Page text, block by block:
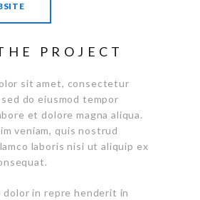
PROJECT
sit amet, consectetur
do eiusmod tempor
et dolore magna aliqua.
veniam, quis nostrud
laboris nisi ut aliquip ex
dolor in repre henderit in